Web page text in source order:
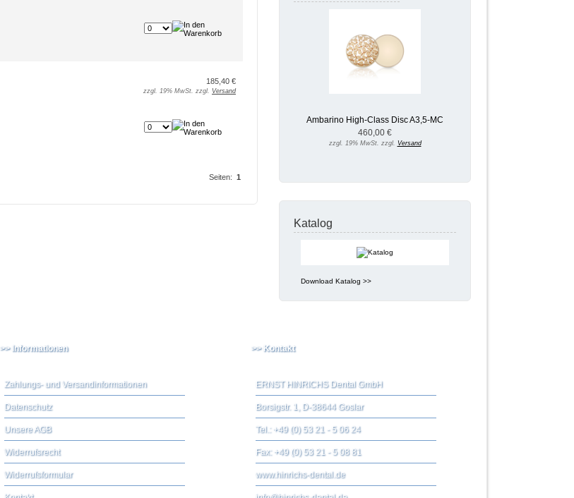
185,40 €
zzgl. 19% MwSt. zzgl. Versand
Seiten: 1
Ambarino High-Class Disc A3,5-MC
460,00 €
zzgl. 19% MwSt. zzgl. Versand
Katalog
Download Katalog >>
>> Informationen
Zahlungs- und Versandinformationen
Datenschutz
Unsere AGB
Widerrufsrecht
Widerrufsformular
>> Kontakt
ERNST HINRICHS Dental GmbH
Borsigstr. 1, D-38644 Goslar
Tel.: +49 (0) 53 21 - 5 06 24
Fax: +49 (0) 53 21 - 5 08 81
www.hinrichs-dental.de